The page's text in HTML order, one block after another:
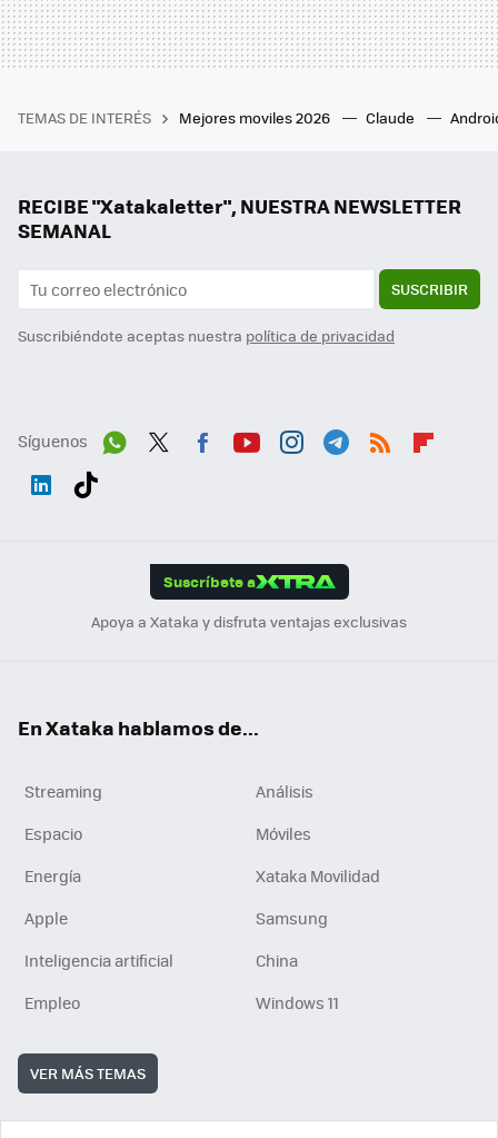
TEMAS DE INTERÉS Mejores moviles 2026 Claude
RECIBE "Xatakaletter", NUESTRA NEWSLETTER
SEMANAL
SUSCRIBIR
Suscribiéndote aceptas nuestra política de privacidad
Síguenos
Suscríbete a
Apoya a Xataka y disfruta ventajas exclusivas
En Xataka hablamos de...
Streaming
Análisis
Espacio
Móviles
Energía
Xataka Movilidad
Apple
Samsung
Inteligencia artificial
China
Empleo
Windows 11
VER MÁS TEMAS